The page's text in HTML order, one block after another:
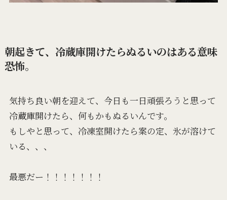
朝起きて、冷蔵庫開けたらぬるいのはある意味
恐怖。
気持ち良い朝を迎えて、今日も一日頑張ろうと思って
冷蔵庫開けたら、何もかもぬるいんです。
もしやと思って、冷凍室開けたら案の定、氷が溶けて
いる、、、
最悪だー！！！！！！！